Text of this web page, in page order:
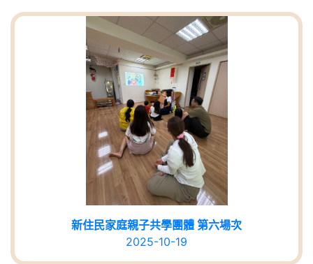
新住民家庭親子共學團體 第六場次
2025-10-19